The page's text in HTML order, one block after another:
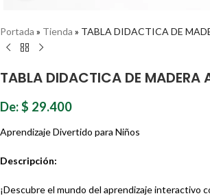
Portada » Tienda » TABLA DIDACTICA DE
TABLA DIDACTICA DE MADERA
De:$ 29.400
Aprendizaje Divertido para Niños
Descripción:
¡Descubre el mundo del aprendizaje interactivo